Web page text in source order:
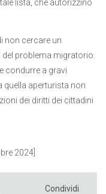
lista, che autorizzino
non cercare un
problema migratorio.
condurre a gravi
quella aperturista non
dei diritti dei cittadini
2024]
Condividi